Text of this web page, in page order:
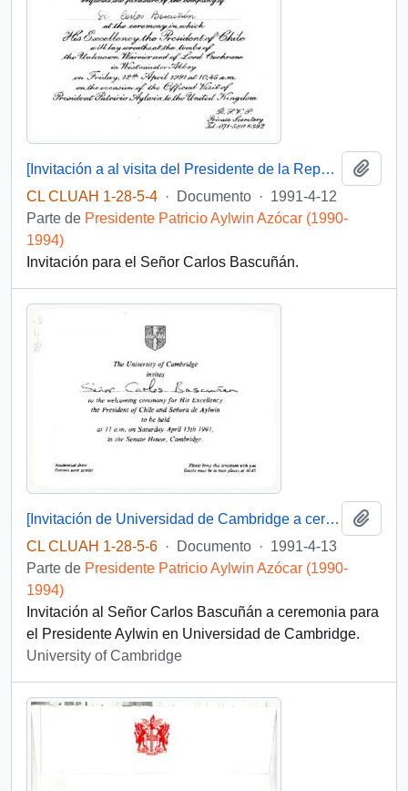
[Invitación a al visita del Presidente de la República a la tumba del Guerrero desconocido en Reino Unido].
CL CLUAH 1-28-5-4 · Documento · 1991-4-12
Parte de Presidente Patricio Aylwin Azócar (1990-
1994)
Invitación para el Señor Carlos Bascuñán.
[Invitación de Universidad de Cambridge a ceremonia en honor al Presidente Aylwin].
CL CLUAH 1-28-5-6 · Documento · 1991-4-13
Parte de Presidente Patricio Aylwin Azócar (1990-
1994)
Invitación al Señor Carlos Bascuñán a ceremonia para
el Presidente Aylwin en Universidad de Cambridge.
University of Cambridge